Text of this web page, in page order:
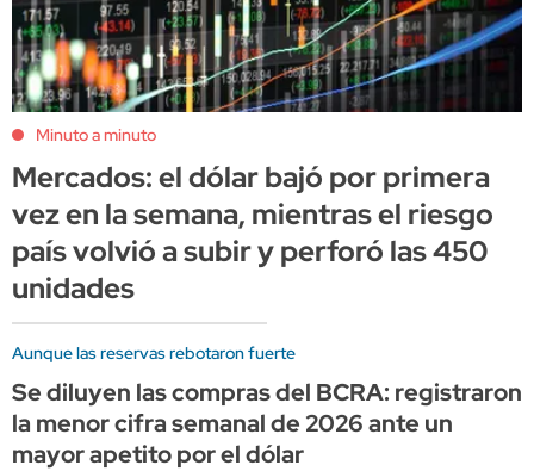
Minuto a minuto
Mercados: el dólar bajó por primera
vez en la semana, mientras el riesgo
país volvió a subir y perforó las 450
unidades
Aunque las reservas rebotaron fuerte
Se diluyen las compras del BCRA: registraron
la menor cifra semanal de 2026 ante un
mayor apetito por el dólar